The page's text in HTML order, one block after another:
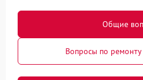
Общие
Вопросы по